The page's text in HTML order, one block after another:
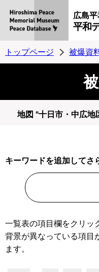
広島
平和
トップページ 被爆資
地図 "十日市・中広地
キーワードを追加してさ
一覧表の項目欄をクリッ
背景が異なっている項目
ます。